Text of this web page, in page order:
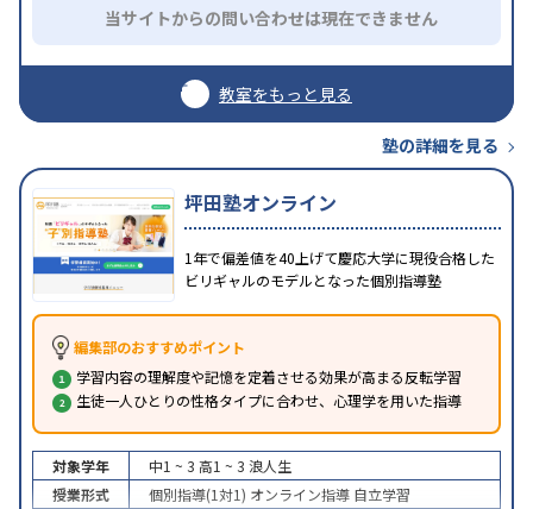
当サイトからの問い合わせは現在できません
教室をもっと見る
塾の詳細を見る
坪田塾オンライン
1年で偏差値を40上げて慶応大学に現役合格した
ビリギャルのモデルとなった個別指導塾
編集部のおすすめポイント
学習内容の理解度や記憶を定着させる効果が高まる反転学習
生徒一人ひとりの性格タイプに合わせ、心理学を用いた指導
対象学年 中1 ~ 3 高1 ~ 3 浪人生
授業形式
個別指導(1対1) オンライン指導 自立学習